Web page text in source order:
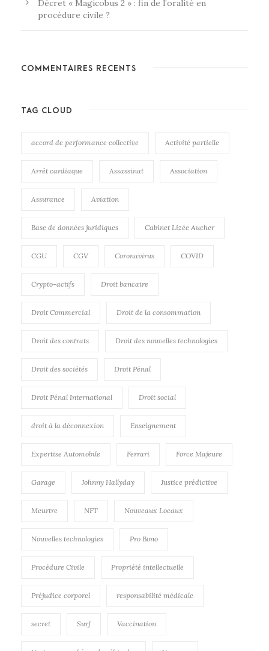
Décret « Magicobus 2 » : fin de l’oralité en
procédure civile ?
COMMENTAIRES RÉCENTS
TAG CLOUD
accord de performance collective Activité partielle
Arrêt cardiaque Assassinat Association
Assurance Aviation
Base de données juridiques Cabinet Lizée Aucher
CGU CGV Coronavirus COVID
Crypto-actifs Droit bancaire
Droit Commercial Droit de la consommation
Droit des contrats Droit des nouvelles technologies
Droit des sociétés Droit Pénal
Droit Pénal International Droit social
droit à la déconnexion Enseignement
Expertise Automobile Ferrari Force Majeure
Garage Johnny Hallyday Justice prédictive
Meurtre NFT Nouveaux Locaux
Nouvelles technologies Pro Bono
Procédure Civile Propriété intellectuelle
Préjudice corporel responsabilité médicale
secret Surf Vaccination